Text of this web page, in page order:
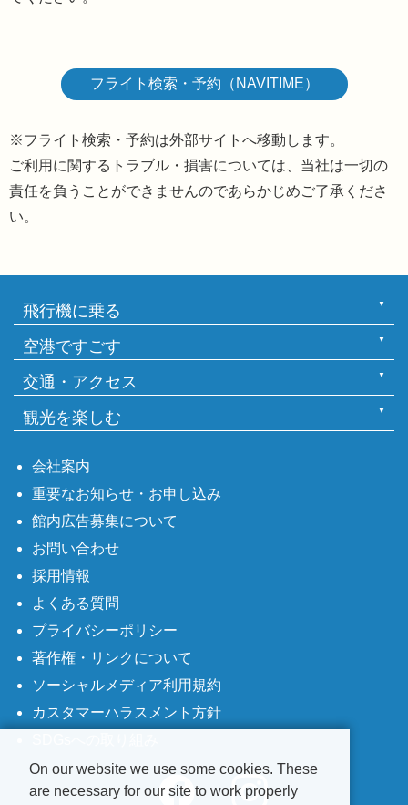
フライト検索・予約（NAVITIME）
※フライト検索・予約は外部サイトへ移動します。
ご利用に関するトラブル・損害については、当社は一切の
責任を負うことができませんのであらかじめご了承くださ
い。
会社案内
重要なお知らせ・お申し込み
館内広告募集について
お問い合わせ
採用情報
よくある質問
プライバシーポリシー
著作権・リンクについて
ソーシャルメディア利用規約
カスタマーハラスメント方針
飛行機に乗る
空港ですごす
交通・アクセス
観光を楽しむ
On our website we use some cookies. These
are necessary for our site to work properly